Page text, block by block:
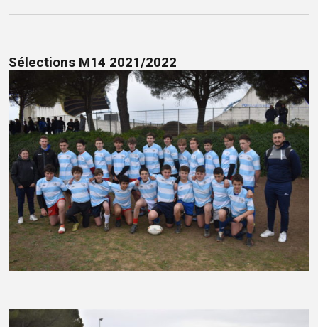
Sélections M14 2021/2022